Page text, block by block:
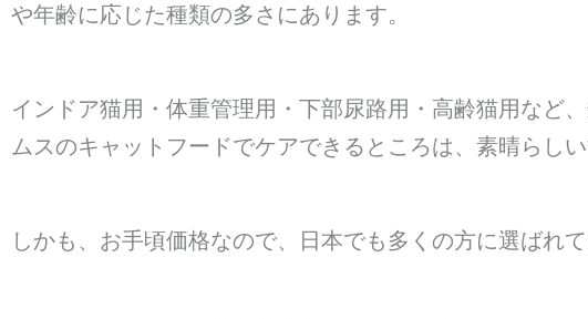
や年齢に応じた種類の多さにあります。
インドア猫用・体重管理用・下部尿路用・高齢猫用など
ムスのキャットフードでケアできるところは、素晴らしい
しかも、お手頃価格なので、日本でも多くの方に選ばれて